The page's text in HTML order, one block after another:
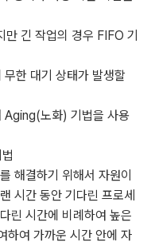
긴 작업의 경우 FIFO 기
한 대기 상태가 발생할
Aging(노화) 기법을 사용
해결하기 위해서 자원이
시간 동안 기다린 프로세
린 시간에 비례하여 높은
하여 가까운 시간 안에 자